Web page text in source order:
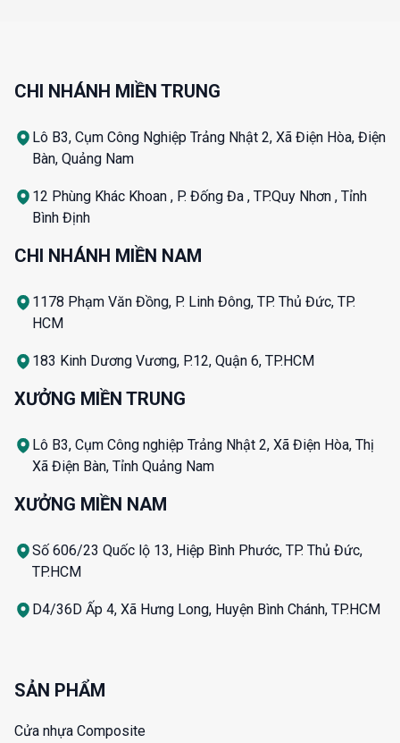
CHI NHÁNH MIỀN TRUNG
Lô B3, Cụm Công Nghiệp Trảng Nhật 2, Xã Điện Hòa, Điện
Bàn, Quảng Nam
12 Phùng Khác Khoan , P. Đống Đa , TP.Quy Nhơn , Tỉnh
Bình Định
CHI NHÁNH MIỀN NAM
1178 Phạm Văn Đồng, P. Linh Đông, TP. Thủ Đức, TP.
HCM
183 Kinh Dương Vương, P.12, Quận 6, TP.HCM
XƯỞNG MIỀN TRUNG
Lô B3, Cụm Công nghiệp Trảng Nhật 2, Xã Điện Hòa, Thị
Xã Điện Bàn, Tỉnh Quảng Nam
XƯỞNG MIỀN NAM
Số 606/23 Quốc lộ 13, Hiệp Bình Phước, TP. Thủ Đức,
TP.HCM
D4/36D Ấp 4, Xã Hưng Long, Huyện Bình Chánh, TP.HCM
SẢN PHẨM
Cửa nhựa Composite